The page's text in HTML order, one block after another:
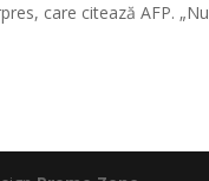
care citează AFP.